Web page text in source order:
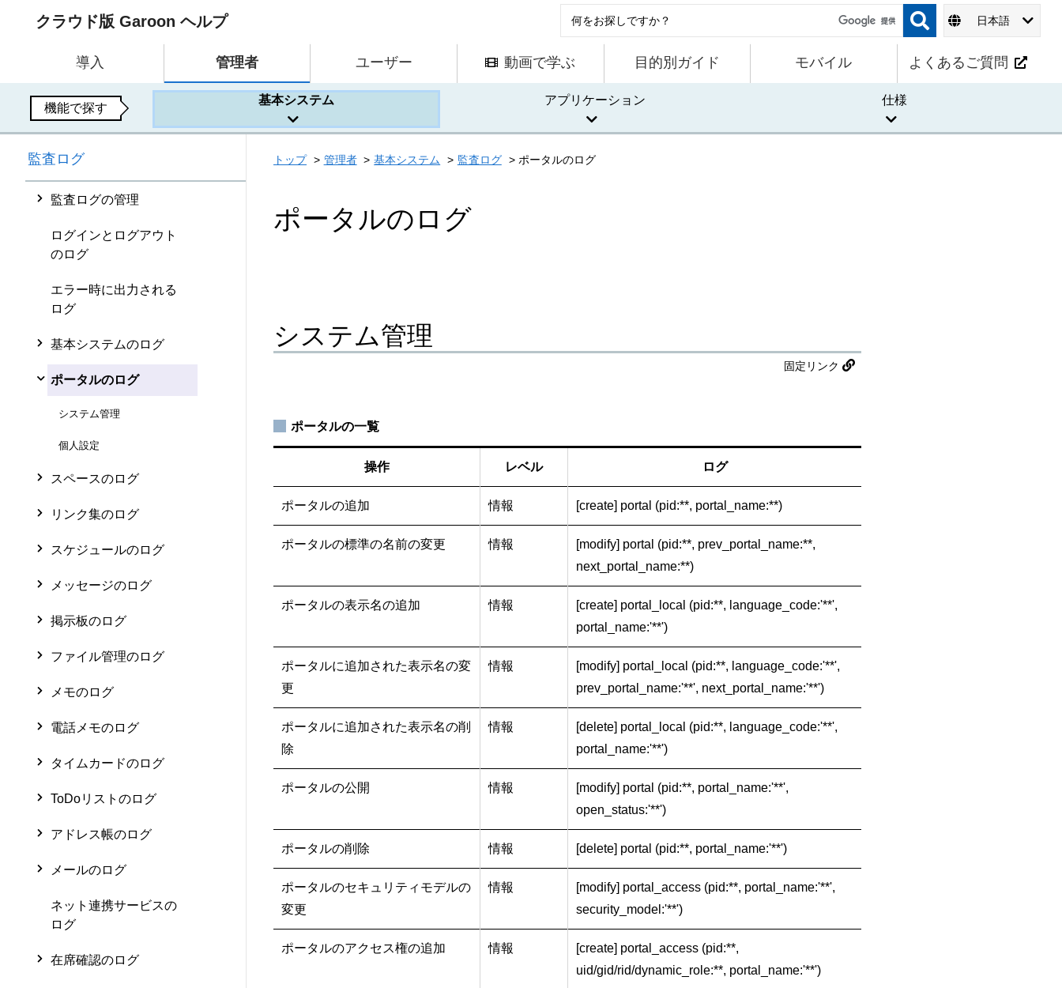
クラウド版 Garoon ヘルプ 日本語
導入 管理者 ユーザー 動画で学ぶ 目的別ガイド モバイル よくあるご質問
機能で探す
基本システム アプリケーション 仕様
監査ログ
監査ログの管理
ログインとログアウト
のログ
エラー時に出力される
ログ
基本システムのログ
ポータルのログ
システム管理
個人設定
スペースのログ
リンク集のログ
スケジュールのログ
メッセージのログ
掲示板のログ
ファイル管理のログ
メモのログ
電話メモのログ
タイムカードのログ
ToDoリストのログ
アドレス帳のログ
メールのログ
ネット連携サービスの
ログ
在席確認のログ
トップ 管理者 基本システム 監査ログ ポータルのログ
ポータルのログ
システム管理
固定リンク
ポータルの一覧
操作 レベル ログ
ポータルの追加 情報 [create] portal (pid:**, portal_name:**)
ポータルの標準の名前の変更 情報
[modify] portal (pid:**, prev_portal_name:**,
next_portal_name:**)
ポータルの表示名の追加 情報
[create] portal_local (pid:**, language_code:'**',
portal_name:'**')
ポータルに追加された表示名の変
更
情報
[modify] portal_local (pid:**, language_code:'**',
prev_portal_name:'**', next_portal_name:'**')
ポータルに追加された表示名の削
除
情報
[delete] portal_local (pid:**, language_code:'**',
portal_name:'**')
ポータルの公開 情報
[modify] portal (pid:**, portal_name:'**',
open_status:'**')
ポータルの削除 情報 [delete] portal (pid:**, portal_name:'**')
ポータルのセキュリティモデルの
変更
情報
[modify] portal_access (pid:**, portal_name:'**',
security_model:'**')
ポータルのアクセス権の追加 情報
[create] portal_access (pid:**,
uid/gid/rid/dynamic_role:**, portal_name:'**')